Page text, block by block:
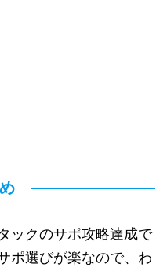
ックのサポ攻略達成で
ポ選びが楽なので、わ